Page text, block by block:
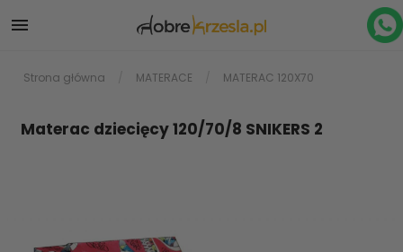

Strona główna MATERACE MATERAC 120X70
Materac dziecięcy 120/70/8 SNIKERS 2